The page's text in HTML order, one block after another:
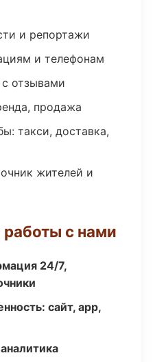
и репортажи
и телефонам
отзывами
продажа
такси, доставка,
жителей и
с нами
24/7,
сайт, app,